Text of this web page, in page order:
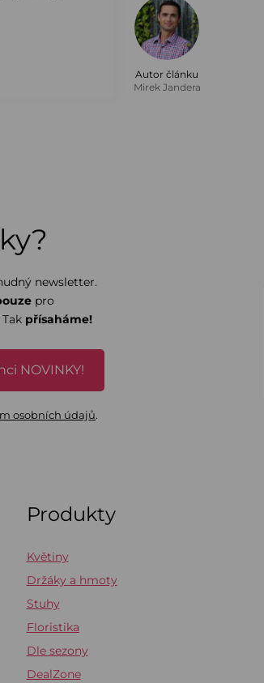
Autor článku
Mirek Jandera
newsletter.
pro
přísaháme!
NOVINKY!
osobních údajů.
Produkty
Květiny
Držáky a hmoty
Stuhy
Floristika
Dle sezony
DealZone